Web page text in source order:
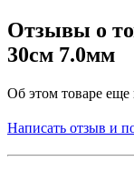
Отзывы о
30см 7.0мм
Об этом товаре еще
Написать отзыв и